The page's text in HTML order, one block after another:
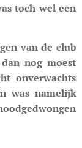
toch wel een
van de club
nog moest
onverwachts
was namelijk